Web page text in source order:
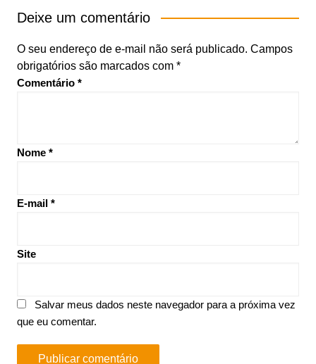
Deixe um comentário
O seu endereço de e-mail não será publicado. Campos
obrigatórios são marcados com *
Comentário *
Nome *
E-mail *
Site
Salvar meus dados neste navegador para a próxima vez
que eu comentar.